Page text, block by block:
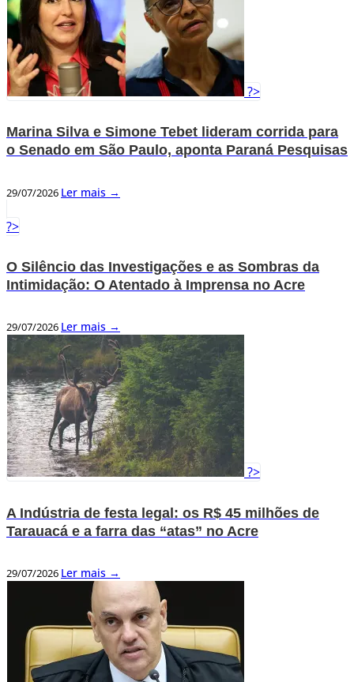
?>
Marina Silva e Simone Tebet lideram corrida para
o Senado em São Paulo, aponta Paraná Pesquisas
29/07/2026 Ler mais →
?>
O Silêncio das Investigações e as Sombras da
Intimidação: O Atentado à Imprensa no Acre
29/07/2026 Ler mais →
?>
A Indústria de festa legal: os R$ 45 milhões de
Tarauacá e a farra das “atas” no Acre
29/07/2026 Ler mais →